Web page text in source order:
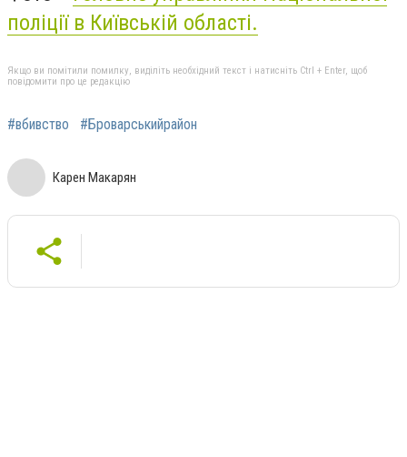
поліції в Київській області.
Якщо ви помітили помилку, виділіть необхідний текст і натисніть Ctrl + Enter, щоб
повідомити про це редакцію
#вбивство #Броварськийрайон
Карен Макарян